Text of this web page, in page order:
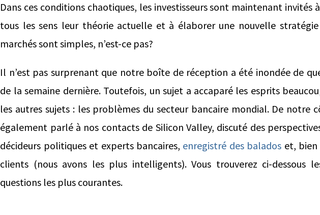
Dans ces conditions chaotiques, les investisseurs sont maintenant invités
tous les sens leur théorie actuelle et à élaborer une nouvelle stratégie
marchés sont simples, n’est-ce pas?
Il n’est pas surprenant que notre boîte de réception a été inondée de
de la semaine dernière. Toutefois, un sujet a accaparé les esprits
les autres sujets : les problèmes du secteur bancaire mondial. De notre
également parlé à nos contacts de Silicon Valley, discuté des
décideurs politiques et experts bancaires, enregistré des balados et, bien
clients (nous avons les plus intelligents). Vous trouverez ci-dessous
questions les plus courantes.